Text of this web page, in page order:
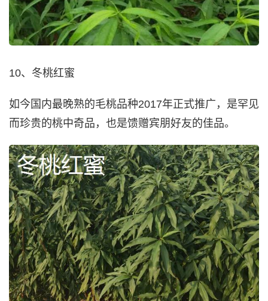
10、冬桃红蜜
如今国内最晚熟的毛桃品种2017年正式推广，是罕见
而珍贵的桃中奇品，也是馈赠宾朋好友的佳品。